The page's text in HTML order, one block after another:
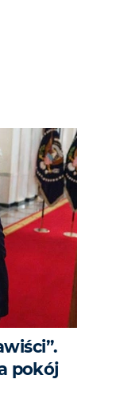
pokój